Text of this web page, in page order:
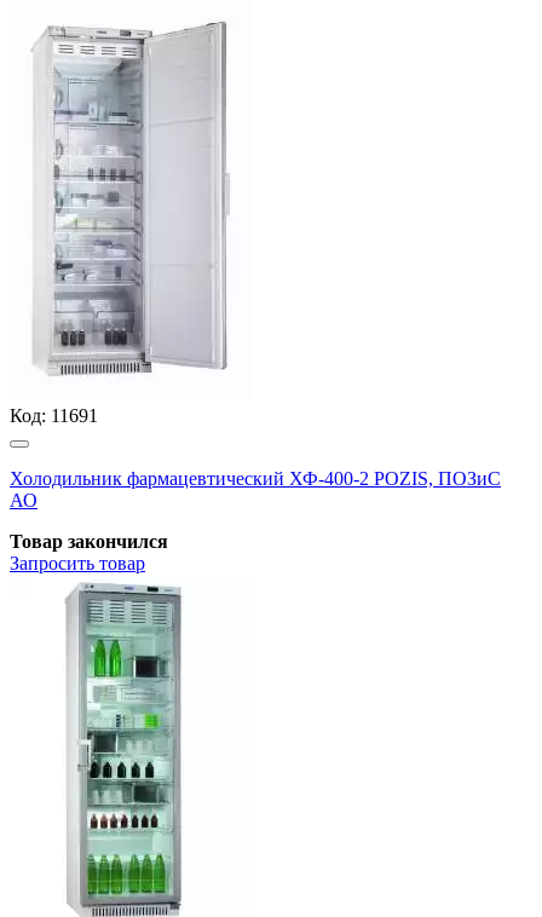
Код: 11691
Холодильник фармацевтический ХФ-400-2 POZIS, ПОЗиС
АО
Товар закончился
Запросить товар